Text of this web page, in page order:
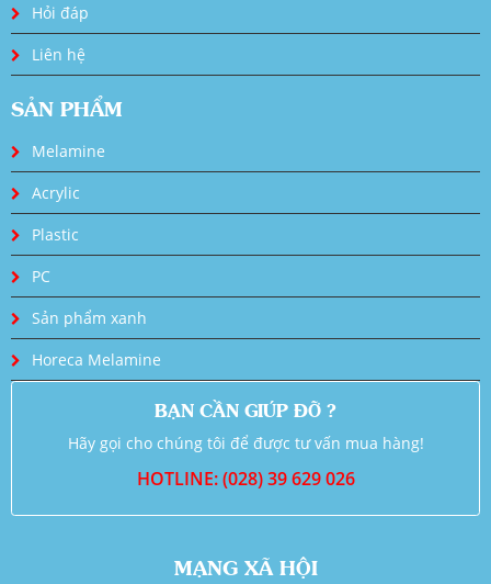
Hỏi đáp
Liên hệ
SẢN PHẨM
Melamine
Acrylic
Plastic
PC
Sản phẩm xanh
Horeca Melamine
BẠN CẦN GIÚP ĐỠ ?
Hãy gọi cho chúng tôi để được tư vấn mua hàng!
HOTLINE: (028) 39 629 026
MẠNG XÃ HỘI